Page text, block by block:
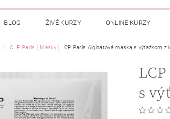
BLOG ŽIVÉ KURZY ONLINE KURZY
L. C. P Paris Masky LCP Paris Alginátová maska s výťažkom z
s